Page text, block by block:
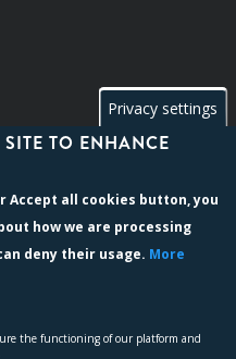
in the bussiness register of
Privacy settings
TO ENHANCE
Accept all cookies button, you
how we are processing
deny their usage. More
the functioning of our platform and